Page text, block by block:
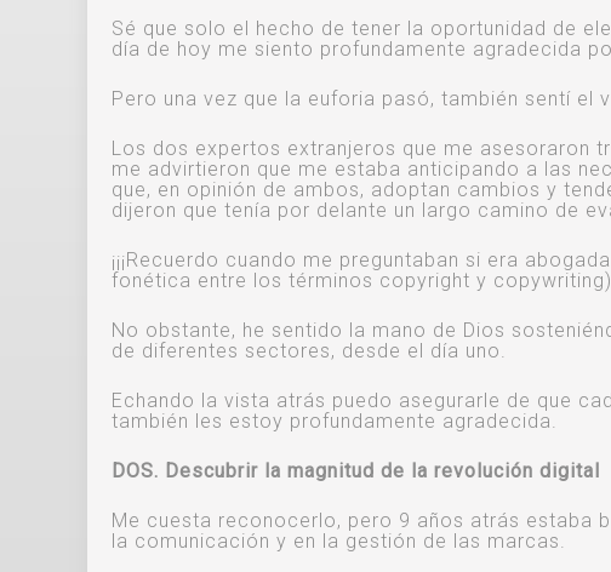
Sé que solo el hecho de tener la oportunidad de
día de hoy me siento profundamente agradecida
Pero una vez que la euforia pasó, también sentí el
Los dos expertos extranjeros que me asesoraron
me advirtieron que me estaba anticipando a las
que, en opinión de ambos, adoptan cambios y
dijeron que tenía por delante un largo camino de
¡¡¡Recuerdo cuando me preguntaban si era
fonética entre los términos copyright y
No obstante, he sentido la mano de Dios
de diferentes sectores, desde el día uno.
Echando la vista atrás puedo asegurarle de que
también les estoy profundamente agradecida.
DOS. Descubrir la magnitud de la revolución digital
Me cuesta reconocerlo, pero 9 años atrás estaba
la comunicación y en la gestión de las marcas.